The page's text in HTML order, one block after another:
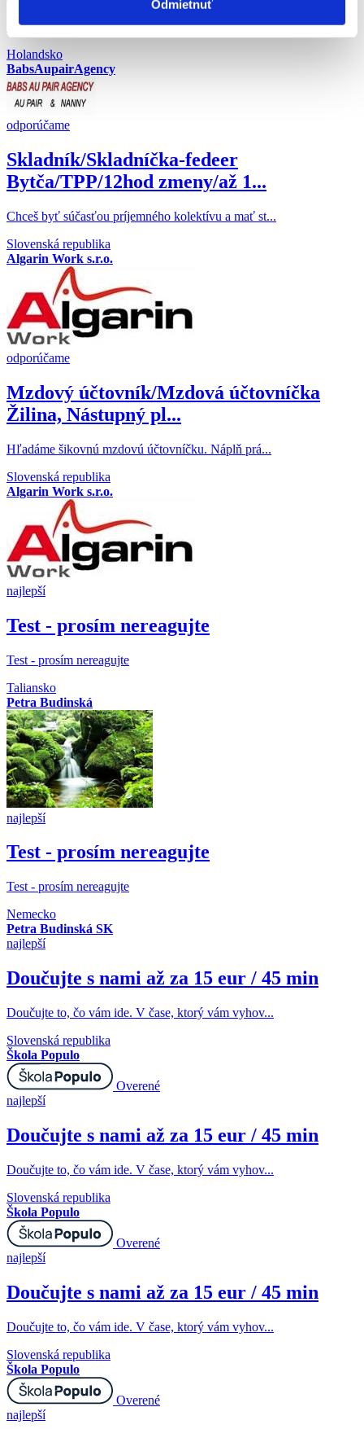
Odmietnuť
Milé overené rodinky v Holandsku majú záujem o A...
Holandsko
BabsAupairAgency
odporúčame
Skladník/Skladníčka-fedeer
Bytča/TPP/12hod zmeny/až 1...
Chceš byť súčasťou príjemného kolektívu a mať st...
Slovenská republika
Algarin Work s.r.o.
odporúčame
Mzdový účtovník/Mzdová účtovníčka
Žilina, Nástupný pl...
​Hľadáme šikovnú mzdovú účtovníčku. Náplň prá...
Slovenská republika
Algarin Work s.r.o.
najlepší
Test - prosím nereagujte
Test - prosím nereagujte
Taliansko
Petra Budinská
najlepší
Test - prosím nereagujte
Test - prosím nereagujte
Nemecko
Petra Budinská SK
najlepší
Doučujte s nami až za 15 eur / 45 min
Doučujte to, čo vám ide. V čase, ktorý vám vyhov...
Slovenská republika
Škola Populo
Overené
najlepší
Doučujte s nami až za 15 eur / 45 min
Doučujte to, čo vám ide. V čase, ktorý vám vyhov...
Slovenská republika
Škola Populo
Overené
najlepší
Doučujte s nami až za 15 eur / 45 min
Doučujte to, čo vám ide. V čase, ktorý vám vyhov...
Slovenská republika
Škola Populo
Overené
najlepší